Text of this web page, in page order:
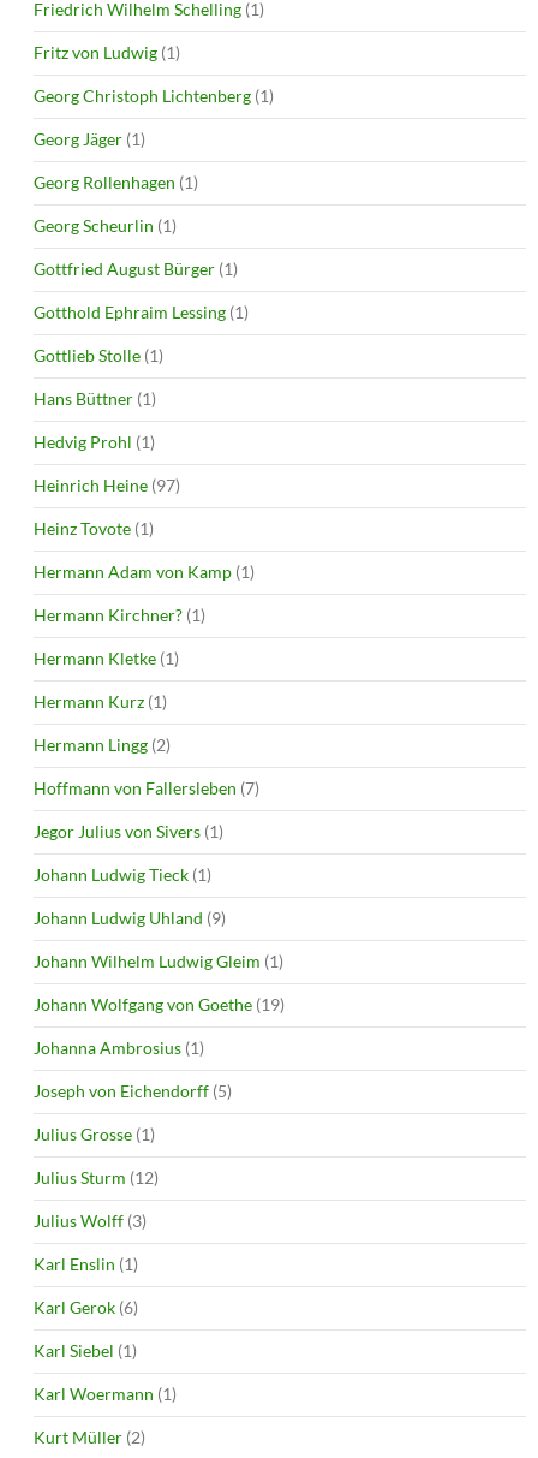
Friedrich Wilhelm Schelling (1)
Fritz von Ludwig (1)
Georg Christoph Lichtenberg (1)
Georg Jäger (1)
Georg Rollenhagen (1)
Georg Scheurlin (1)
Gottfried August Bürger (1)
Gotthold Ephraim Lessing (1)
Gottlieb Stolle (1)
Hans Büttner (1)
Hedvig Prohl (1)
Heinrich Heine (97)
Heinz Tovote (1)
Hermann Adam von Kamp (1)
Hermann Kirchner? (1)
Hermann Kletke (1)
Hermann Kurz (1)
Hermann Lingg (2)
Hoffmann von Fallersleben (7)
Jegor Julius von Sivers (1)
Johann Ludwig Tieck (1)
Johann Ludwig Uhland (9)
Johann Wilhelm Ludwig Gleim (1)
Johann Wolfgang von Goethe (19)
Johanna Ambrosius (1)
Joseph von Eichendorff (5)
Julius Grosse (1)
Julius Sturm (12)
Julius Wolff (3)
Karl Enslin (1)
Karl Gerok (6)
Karl Siebel (1)
Karl Woermann (1)
Kurt Müller (2)